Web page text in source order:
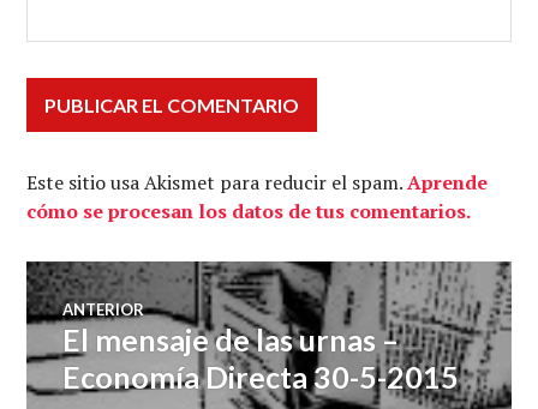
Este sitio usa Akismet para reducir el spam.Aprende
cómo se procesan los datos de tus comentarios.
Navegación
de
ANTERIOR
Entrada
anterior:
El mensaje de las urnas –
Economía Directa 30-5-2015